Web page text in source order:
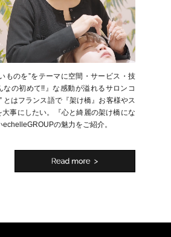
ものを”をテーマに空間・サービス・技
なの初めて!!』な感動が溢れるサロンコ
とはフランス語で『架け橋』お客様やス
事にしたい。『心と綺麗の架け橋にな
echelleGROUPの魅力をご紹介。